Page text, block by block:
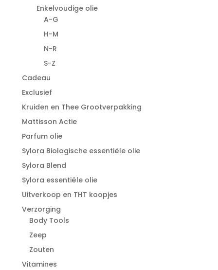
Enkelvoudige olie
A-G
H-M
N-R
S-Z
Cadeau
Exclusief
Kruiden en Thee Grootverpakking
Mattisson Actie
Parfum olie
Sylora Biologische essentiële olie
Sylora Blend
Sylora essentiële olie
Uitverkoop en THT koopjes
Verzorging
Body Tools
Zeep
Zouten
Vitamines